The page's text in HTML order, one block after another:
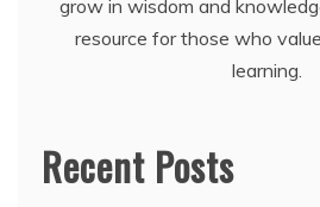
grow in wisdom and
resource for those who
learning.
Recent Posts